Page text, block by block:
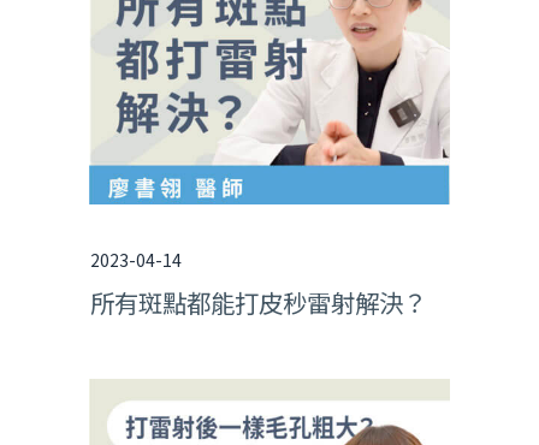
2023-04-14
所有斑點都能打皮秒雷射解決？